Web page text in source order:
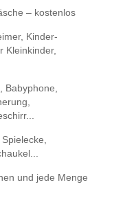
– kostenlos
Kinder-
Kleinkinder,
Babyphone,
und jede Menge